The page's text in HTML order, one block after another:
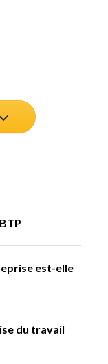
est-elle
du travail